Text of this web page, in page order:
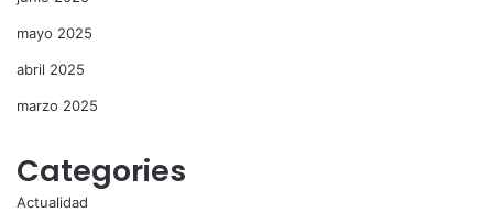
mayo 2025
abril 2025
marzo 2025
Categories
Actualidad